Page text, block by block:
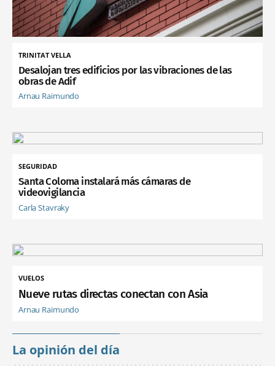
TRINITAT VELLA
Desalojan tres edificios por las vibraciones de las
obras de Adif
Arnau Raimundo
SEGURIDAD
Santa Coloma instalará más cámaras de
videovigilancia
Carla Stavraky
VUELOS
Nueve rutas directas conectan con Asia
Arnau Raimundo
La opinión del día